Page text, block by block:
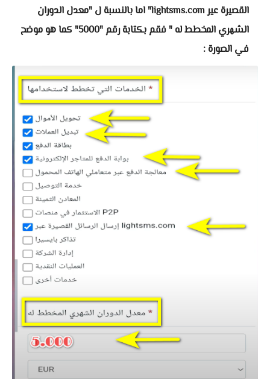
القصيرة عير lightsms.com" اما بالنسبة ل "معدل الدوران
الشهري المخطط له " فقم بكتابة رقم "5000" كما هو موضح
في الصورة :